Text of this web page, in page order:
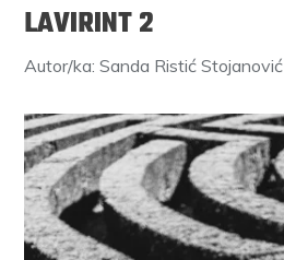
LAVIRINT 2
Autor/ka: Sanda Ristić Stojanović